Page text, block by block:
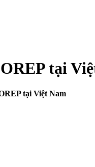
tại
tại Việt Nam